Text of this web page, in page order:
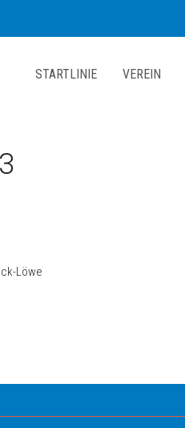
STARTLINIE VEREIN
Löwe